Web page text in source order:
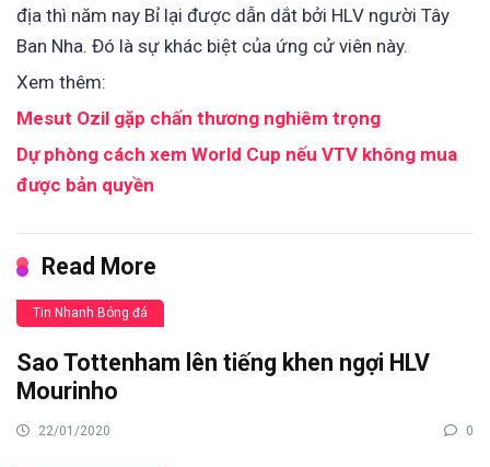
địa thì năm nay Bỉ lại được dẫn dắt bởi HLV người Tây
Ban Nha. Đó là sự khác biệt của ứng cử viên này.
Xem thêm:
Mesut Ozil gặp chấn thương nghiêm trọng
Dự phòng cách xem World Cup nếu VTV không mua
được bản quyền
Read More
Tin Nhanh Bóng đá
Sao Tottenham lên tiếng khen ngợi HLV
Mourinho
22/01/2020 0